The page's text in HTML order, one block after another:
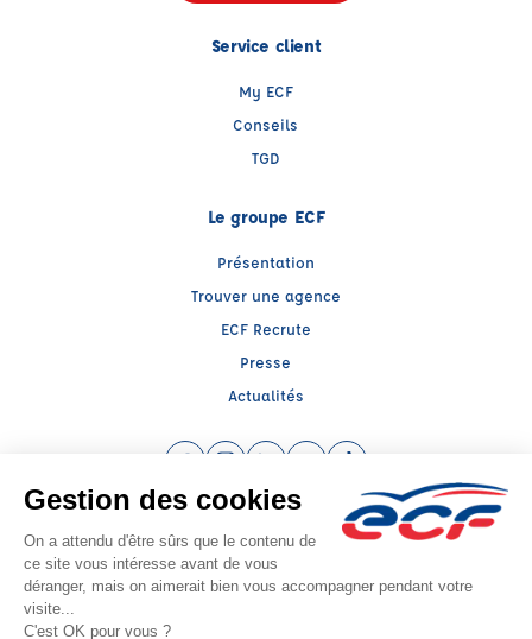
Service client
My ECF
Conseils
TGD
Le groupe ECF
Présentation
Trouver une agence
ECF Recrute
Presse
Actualités
Instagram (nouvelle fenêtre)
LinkedIn (nouvelle fenêtre)
YouTube (nouvelle fenêtre)
TikTok (nouvelle
Raison sociale : ECF BOURLIER - Capital social: 5000€
SIREN: 815408950 - Numéro de TVA intracommunautaire: FR 61 815408950
Agrément n°E1600500010
Siège social : 1, Avenue de Verdun , EMBRUN (05200) - Représentant légal :